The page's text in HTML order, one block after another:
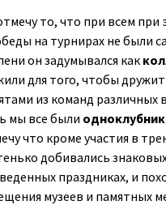
то, что при всем
на турнирах не были
он задумывался как
для того, чтобы
из команд различных
мы все были
что кроме участия в
добивались
праздниках, и
музеев и памятных